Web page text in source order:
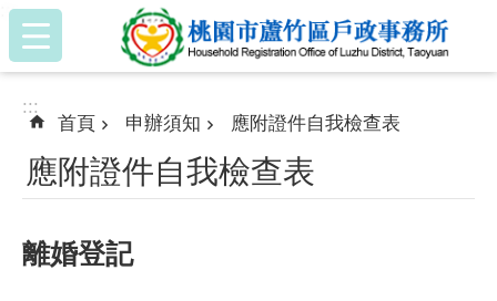
跳到主要內容區塊
:::
:::
首頁 申辦須知 應附證件自我檢查表
應附證件自我檢查表
離婚登記